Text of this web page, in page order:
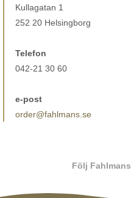
Kullagatan 1
252 20 Helsingborg
Telefon
042-21 30 60
e-post
order@fahlmans.se
Följ Fahlmans